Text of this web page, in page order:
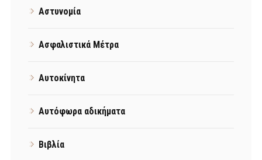
Αστυνομία
Ασφαλιστικά Μέτρα
Αυτοκίνητα
Αυτόφωρα αδικήματα
Βιβλία